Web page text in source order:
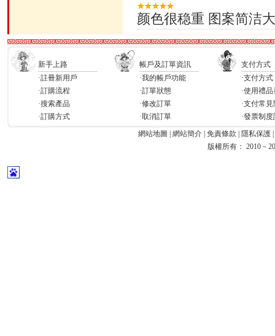
颜色很稳重 图案简洁
新手上路 帳戶及訂單資訊
支付方式
·註冊新用戶
·訂購流程
·搜索產品
·訂購方式
·我的帳戶功能
·訂單狀態
·修改訂單
·取消訂單
·支付方式
·使用禮品
·支付常
·發票制
網站地圖
網站簡介 免責條款 隱私保護
版權所有： 2010－